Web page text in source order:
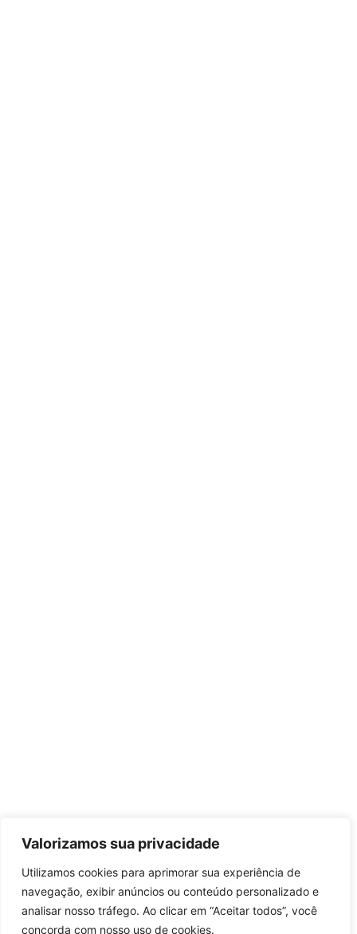
Valorizamos sua privacidade
Utilizamos cookies para aprimorar sua experiência de
navegação, exibir anúncios ou conteúdo personalizado e
analisar nosso tráfego. Ao clicar em “Aceitar todos”, você
concorda com nosso uso de cookies.